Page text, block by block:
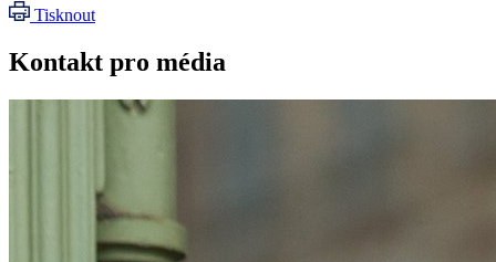
Tisknout
Kontakt pro média